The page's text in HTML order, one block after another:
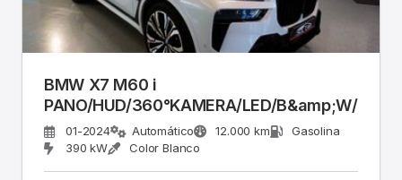
BMW X7 M60 i
PANO/HUD/360°KAMERA/LED/B&amp;W/
01-2024 Automático 12.000 km
Gasolina
390 kW
Color Blanco